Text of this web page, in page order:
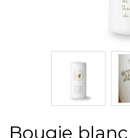
Bougie